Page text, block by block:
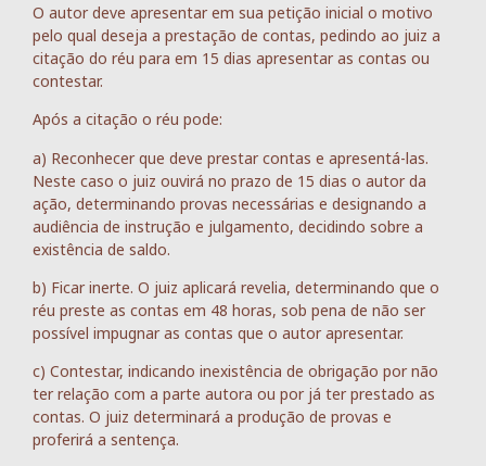
O autor deve apresentar em sua petição inicial o motivo
pelo qual deseja a prestação de contas, pedindo ao juiz a
citação do réu para em 15 dias apresentar as contas ou
contestar.
Após a citação o réu pode:
a) Reconhecer que deve prestar contas e apresentá-las.
Neste caso o juiz ouvirá no prazo de 15 dias o autor da
ação, determinando provas necessárias e designando a
audiência de instrução e julgamento, decidindo sobre a
existência de saldo.
b) Ficar inerte. O juiz aplicará revelia, determinando que o
réu preste as contas em 48 horas, sob pena de não ser
possível impugnar as contas que o autor apresentar.
c) Contestar, indicando inexistência de obrigação por não
ter relação com a parte autora ou por já ter prestado as
contas. O juiz determinará a produção de provas e
proferirá a sentença.